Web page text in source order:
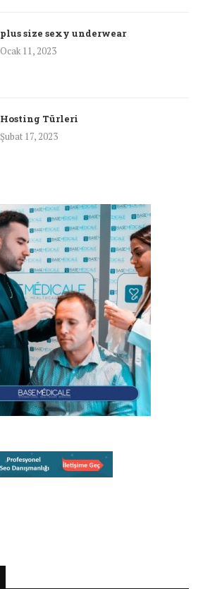
plus size sexy underwear
Ocak 11, 2023
Hosting Türleri
Şubat 17, 2023